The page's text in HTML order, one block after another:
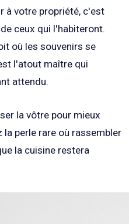
à votre propriété, c'est
ceux qui l'habiteront.
où les souvenirs se
l'atout maître qui
attendu.
la vôtre pour mieux
la perle rare où rassembler
la cuisine restera